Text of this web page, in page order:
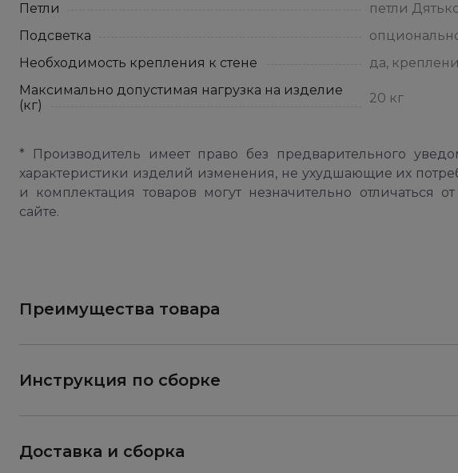
Петли
петли
Подсветка
Необходимость крепления к стене
да,
Максимально допустимая нагрузка на изделие
(кг)
20 кг
* Производитель имеет право без предварительного
характеристики изделий изменения, не ухудшающие их
и комплектация товаров могут незначительно отличаться
сайте.
Преимущества товара
Инструкция по сборке
Доставка и сборка